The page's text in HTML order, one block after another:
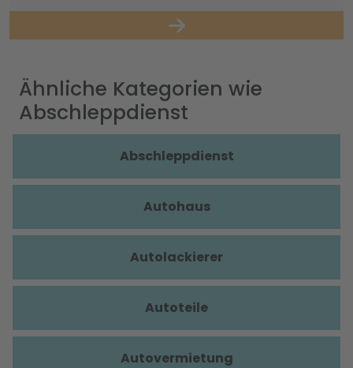
Ähnliche Kategorien wie
Abschleppdienst
Abschleppdienst
Autohaus
Autolackierer
Autoteile
Autovermietung